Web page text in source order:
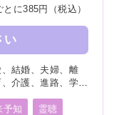
に385円（税込）
い
結婚、夫婦、離
介護、進路、学
、相手の気持ち、
予知 霊聴